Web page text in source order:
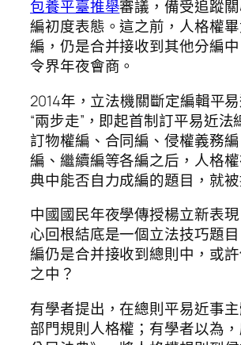
包養平臺推舉審議，備受追蹤
編初度表態。這之前，人格權
編，仍是合并接收到其他分編
令界年夜會商。
2014年，立法機關斷定編輯平
“兩步走”，即起首制訂平易近法
訂物權編、合同編、侵權義務
編、繼續編等各編之后，人格
典中能否自力成編的題目，就被
中國國民年夜學傳授楊立新表
心回根結底是一個立法技巧題
編仍是合并接收到總則中，或
之中？
有學者提出，在總則平易近事主
部門規則人格權；有學者以為